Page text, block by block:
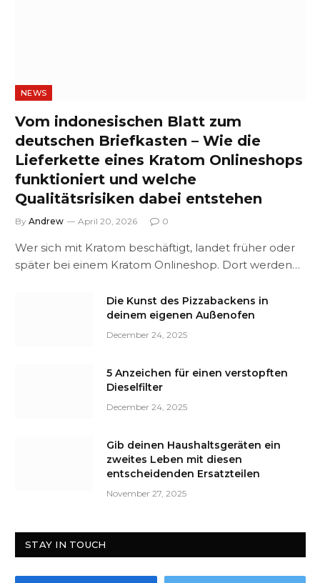
NEWS
Vom indonesischen Blatt zum
deutschen Briefkasten – Wie die
Lieferkette eines Kratom Onlineshops
funktioniert und welche
Qualitätsrisiken dabei entstehen
By Andrew April 20, 2026 0
Wer sich mit Kratom beschäftigt, landet früher oder
später bei einem Kratom Onlineshop. Dort werden…
Die Kunst des Pizzabackens in
deinem eigenen Außenofen
December 24, 2025
5 Anzeichen für einen verstopften
Dieselfilter
December 24, 2025
Gib deinen Haushaltsgeräten ein
zweites Leben mit diesen
entscheidenden Ersatzteilen
November 27, 2025
STAY IN TOUCH